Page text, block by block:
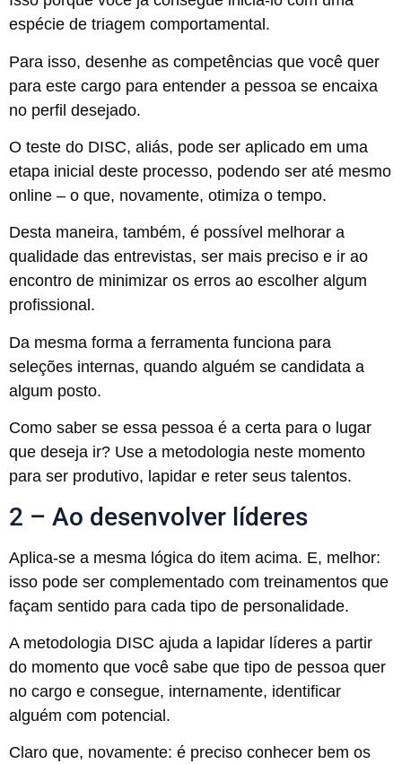
espécie de triagem comportamental.
Para isso, desenhe as competências que você quer
para este cargo para entender a pessoa se encaixa
no perfil desejado.
O teste do DISC, aliás, pode ser aplicado em uma
etapa inicial deste processo, podendo ser até mesmo
online – o que, novamente, otimiza o tempo.
Desta maneira, também, é possível melhorar a
qualidade das entrevistas, ser mais preciso e ir ao
encontro de minimizar os erros ao escolher algum
profissional.
Da mesma forma a ferramenta funciona para
seleções internas, quando alguém se candidata a
algum posto.
Como saber se essa pessoa é a certa para o lugar
que deseja ir? Use a metodologia neste momento
para ser produtivo, lapidar e reter seus talentos.
2 – Ao desenvolver líderes
Aplica-se a mesma lógica do item acima. E, melhor:
isso pode ser complementado com treinamentos que
façam sentido para cada tipo de personalidade.
A metodologia DISC ajuda a lapidar líderes a partir
do momento que você sabe que tipo de pessoa quer
no cargo e consegue, internamente, identificar
alguém com potencial.
Claro que, novamente: é preciso conhecer bem os